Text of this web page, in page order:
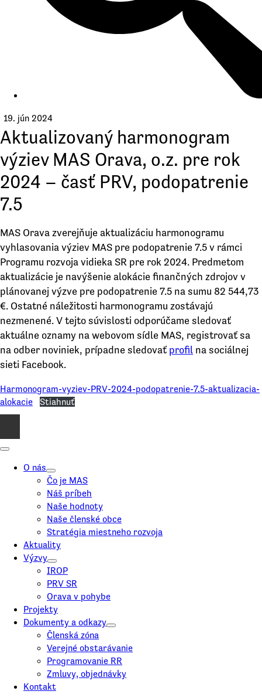
19. jún 2024
Aktualizovaný harmonogram
výziev MAS Orava, o.z. pre rok
2024 – časť PRV, podopatrenie
7.5
MAS Orava zverejňuje aktualizáciu harmonogramu
vyhlasovania výziev MAS pre podopatrenie 7.5 v rámci
Programu rozvoja vidieka SR pre rok 2024. Predmetom
aktualizácie je navýšenie alokácie finančných zdrojov v
plánovanej výzve pre podopatrenie 7.5 na sumu 82 544,73
€. Ostatné náležitosti harmonogramu zostávajú
nezmenené. V tejto súvislosti odporúčame sledovať
aktuálne oznamy na webovom sídle MAS, registrovať sa
na odber noviniek, prípadne sledovať profil na sociálnej
sieti Facebook.
Harmonogram-vyziev-PRV-2024-podopatrenie-7.5-aktualizacia-
alokacie
Stiahnuť
O nás
Čo je MAS
Náš príbeh
Naše hodnoty
Naše členské obce
Stratégia miestneho rozvoja
Aktuality
Výzvy
IROP
PRV SR
Orava v pohybe
Projekty
Dokumenty a odkazy
Členská zóna
Verejné obstarávanie
Programovanie RR
Zmluvy, objednávky
Kontakt